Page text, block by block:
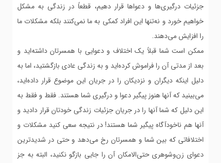
جزئیات درگیری‌ها و دعواها قرار دهیم، قطعاً در زندگی به مشکل
خواهیم خورد و نه‌تنها این افراد کمکی به ما نمی‌کنند بلکه مشکلات ما
را افزایش می‌دهند.
ممکن است شما قبلاً یک اختلاف و دعوایی با همسرتان داشته‌اید و
بعد از مدتی آن را فراموش کرده‌اید و به زندگی عادی بازگشتید، اما به
دلیل اینکه دیگران و نزدیکان را در جریان این موضوع قرار داده‌اید،
می‌بینید که آنها هنوز پیگیر دعوا و درگیری شما هستند. فقط و فقط به
این دلیل که شما آنها را در جریان جزئیات زندگی خودتان قرار دادید و
آنها هم ناخودآگاه پیگیر شما هستند! در نتیجه سعی کنید مشکلات و
اختلافاتی که بین شما و همسرتان رخ می‌دهد و حتی در شدیدترین
دعوای زن‌وشوهری حتی‌الامکان آن را جایی بازگو نکنید، البته به جز